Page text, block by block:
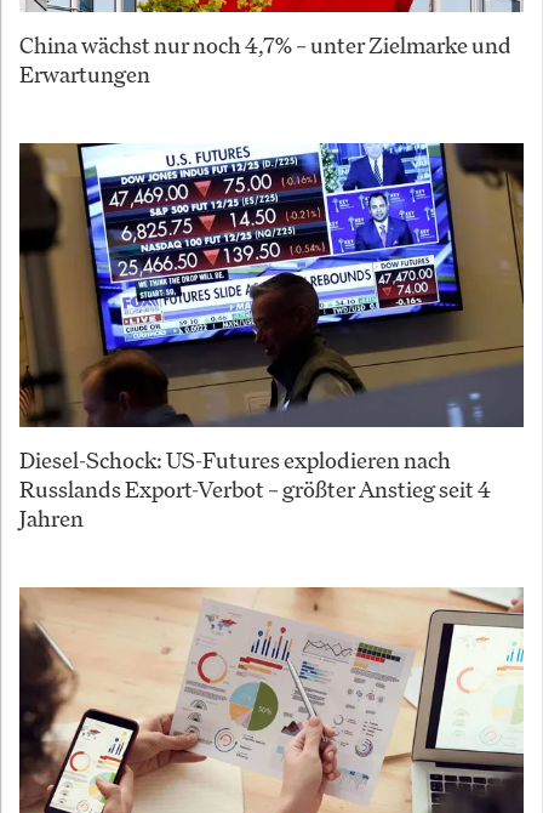
China wächst nur noch 4,7% – unter Zielmarke und
Erwartungen
Diesel-Schock: US-Futures explodieren nach
Russlands Export-Verbot – größter Anstieg seit 4
Jahren